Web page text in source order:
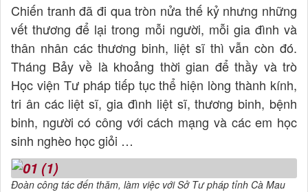
Chiến tranh đã đi qua tròn nửa thế kỷ nhưng những
vết thương để lại trong mỗi người, mỗi gia đình và
thân nhân các thương binh, liệt sĩ thì vẫn còn đó.
Tháng Bảy về là khoảng thời gian để thầy và trò
Học viện Tư pháp tiếp tục thể hiện lòng thành kính,
tri ân các liệt sĩ, gia đình liệt sĩ, thương binh, bệnh
binh, người có công với cách mạng và các em học
sinh nghèo học giỏi …
Đoàn công tác đến thăm, làm việc với Sở Tư pháp tỉnh Cà Mau